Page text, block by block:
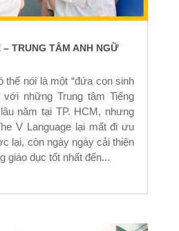
TRUNG TÂM ANH NGỮ
thể nói là một “đứa con sinh
với những Trung tâm Tiếng
năm tại TP. HCM, nhưng
V Language lại mất đi ưu
lại, còn ngày ngày cải thiện
giáo dục tốt nhất đến...